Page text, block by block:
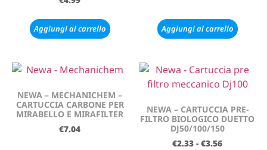
Aggiungi al carrello Aggiungi al carrello
NEWA – MECHANICHEM –
CARTUCCIA CARBONE PER
MIRABELLO E MIRAFILTER
€7.04
NEWA – CARTUCCIA PRE-
FILTRO BIOLOGICO DUETTO
DJ50/100/150
€2.33 - €3.56